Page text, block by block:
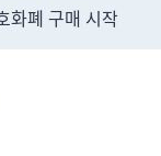
폐 구매 시작